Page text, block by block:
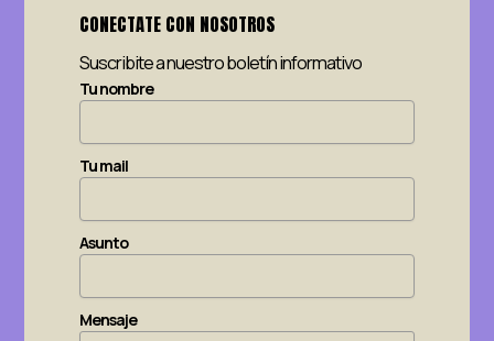
CONECTATE CON NOSOTROS
Suscribite a nuestro boletín informativo
Tu nombre
Tu mail
Asunto
Mensaje